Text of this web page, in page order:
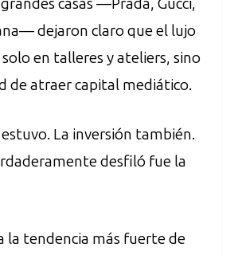
dejaron claro que el lujo
en talleres y ateliers, sino
de atraer capital mediático.
La inversión también.
desfiló fue la
la tendencia más fuerte de